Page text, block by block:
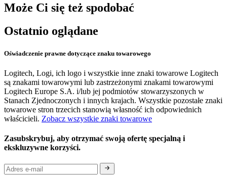
Może Ci się też spodobać
Ostatnio oglądane
Oświadczenie prawne dotyczące znaku towarowego
Logitech, Logi, ich logo i wszystkie inne znaki towarowe Logitech
są znakami towarowymi lub zastrzeżonymi znakami towarowymi
Logitech Europe S.A. i/lub jej podmiotów stowarzyszonych w
Stanach Zjednoczonych i innych krajach. Wszystkie pozostałe znaki
towarowe stron trzecich stanowią własność ich odpowiednich
właścicieli. Zobacz wszystkie znaki towarowe
Zasubskrybuj, aby otrzymać swoją ofertę specjalną i
ekskluzywne korzyści.